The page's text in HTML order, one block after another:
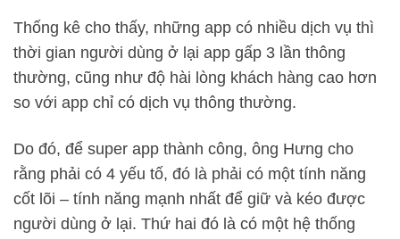
Thống kê cho thấy, những app có nhiều dịch vụ thì
thời gian người dùng ở lại app gấp 3 lần thông
thường, cũng như độ hài lòng khách hàng cao hơn
so với app chỉ có dịch vụ thông thường.
Do đó, để super app thành công, ông Hưng cho
rằng phải có 4 yếu tố, đó là phải có một tính năng
cốt lõi – tính năng mạnh nhất để giữ và kéo được
người dùng ở lại. Thứ hai đó là có một hệ thống